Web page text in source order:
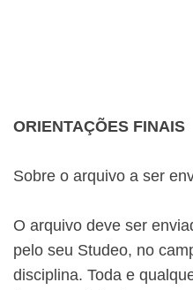
ORIENTAÇÕES FINAIS
Sobre o arquivo a ser
O arquivo deve ser
pelo seu Studeo, no
disciplina. Toda e